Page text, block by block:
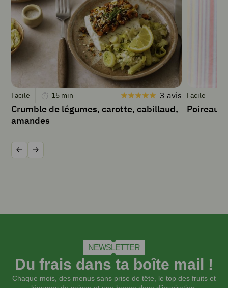
INSTRUCTIONS
Préchauffer
four
180°C.
Préparer
poireau :
le
L’émincer
finement.
Dans
Facile 15 min 3 avis
Crumble de légumes, carotte, cabillaud,
amandes
Facile
Poireaux
Précédent
Suivant
NEWSLETTER
Du frais dans ta boîte mail !
Chaque mois, des menus sans prise de tête, le top des fruits et